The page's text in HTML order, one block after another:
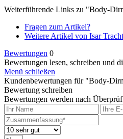
Weiterführende Links zu "Body-
Fragen zum Artikel?
Weitere Artikel von Isar
Bewertungen 0
Bewertungen lesen, schreiben und
Menü schließen
Kundenbewertungen für "Body-
Bewertung schreiben
Bewertungen werden nach